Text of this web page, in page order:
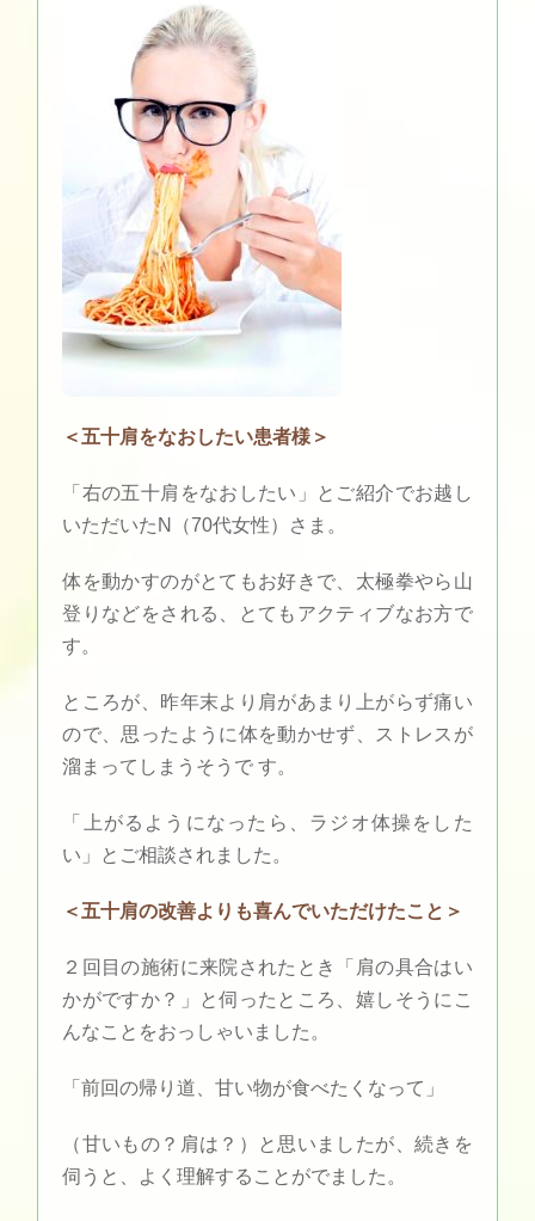
＜五十肩をなおしたい患者様＞
「右の五十肩をなおしたい」とご紹介でお越し
いただいたN（70代女性）さま。
体を動かすのがとてもお好きで、太極拳やら山
登りなどをされる、とてもアクティブなお方で
す。
ところが、昨年末より肩があまり上がらず痛い
ので、思ったように体を動かせず、ストレスが
溜まってしまうそうで す。
「上がるようになったら、ラジオ体操をした
い」とご相談されました。
＜五十肩の改善よりも喜んでいただけたこと＞
２回目の施術に来院されたとき「肩の具合はい
かがですか？」と伺ったところ、嬉しそうにこ
んなことをおっしゃいました。
「前回の帰り道、甘い物が食べたくなって」
（甘いもの？肩は？）と思いましたが、続きを
伺うと、よく理解することがでました。